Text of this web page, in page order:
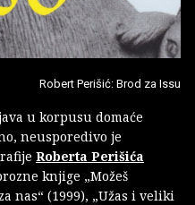
Robert Perišić: Brod za Issu
u korpusu domaće
neusporedivo je
Roberta Perišića
knjige „Možeš
nas“ (1999), „Užas i veliki